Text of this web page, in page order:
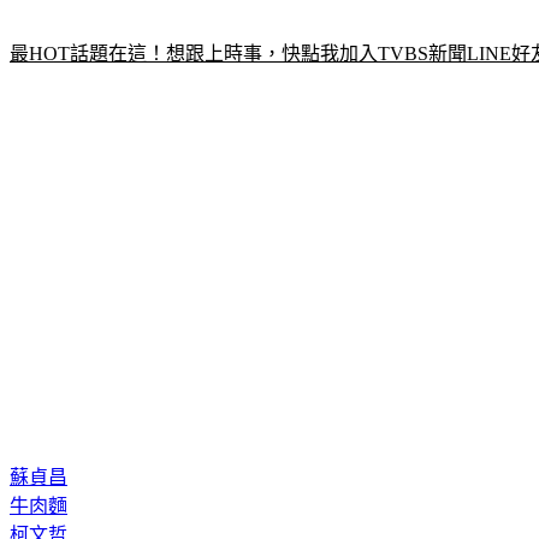
最HOT話題在這！想跟上時事，快點我加入TVBS新聞LINE好
蘇貞昌
牛肉麵
柯文哲